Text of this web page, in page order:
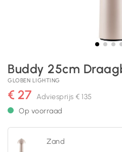
Buddy 25cm
GLOBEN LIGHTING
€ 27 Adviesprijs € 135
Op voorraad
Zand